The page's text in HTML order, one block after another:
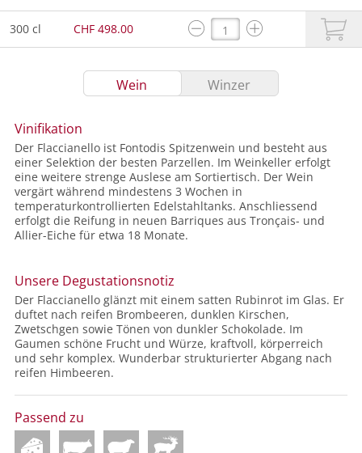
300 cl CHF 498.00
Wein Winzer
Vinifikation
Der Flaccianello ist Fontodis Spitzenwein und besteht aus
einer Selektion der besten Parzellen. Im Weinkeller erfolgt
eine weitere strenge Auslese am Sortiertisch. Der Wein
vergärt während mindestens 3 Wochen in
temperaturkontrollierten Edelstahltanks. Anschliessend
erfolgt die Reifung in neuen Barriques aus Tronçais- und
Allier-Eiche für etwa 18 Monate.
Unsere Degustationsnotiz
Der Flaccianello glänzt mit einem satten Rubinrot im Glas. Er
duftet nach reifen Brombeeren, dunklen Kirschen,
Zwetschgen sowie Tönen von dunkler Schokolade. Im
Gaumen schöne Frucht und Würze, kraftvoll, körperreich
und sehr komplex. Wunderbar strukturierter Abgang nach
reifen Himbeeren.
Passend zu